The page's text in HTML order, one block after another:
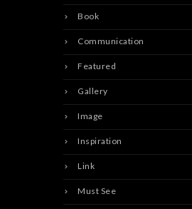
Book
Communication
Featured
Gallery
Image
Inspiration
Link
Must See